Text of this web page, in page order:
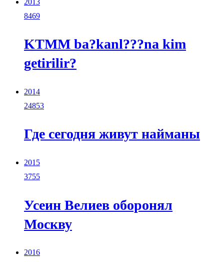
8469
KTMM ba?kanl???na kim
getirilir?
2014
24853
Где сегодня живут найманы
2015
3755
Усеин Велиев оборонял
Москву
2016